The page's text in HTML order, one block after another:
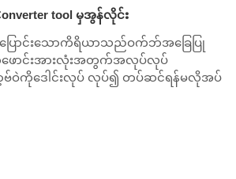
tool မှအွန်လိုင်း
ြောင်းသောကိရိယာသည်ဝက်ဘ်အခြေပြု
ဖောင်းအားလုံးအတွက်အလုပ်လုပ်
ကိုဒေါင်းလုပ် လုပ်၍ တပ်ဆင်ရန်မလိုအပ်